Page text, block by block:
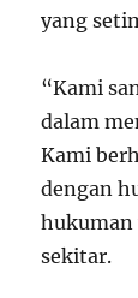
yang
“Kami
dalam
Kami
dengan
hukuman
sekitar.